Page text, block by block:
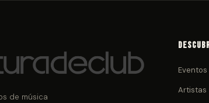
de música
Eventos
Artistas